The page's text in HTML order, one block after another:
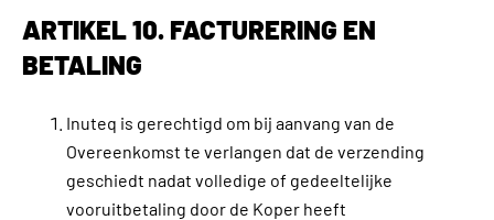
ARTIKEL 10. FACTURERING EN
BETALING
Inuteq is gerechtigd om bij aanvang van de
Overeenkomst te verlangen dat de verzending
geschiedt nadat volledige of gedeeltelijke
vooruitbetaling door de Koper heeft